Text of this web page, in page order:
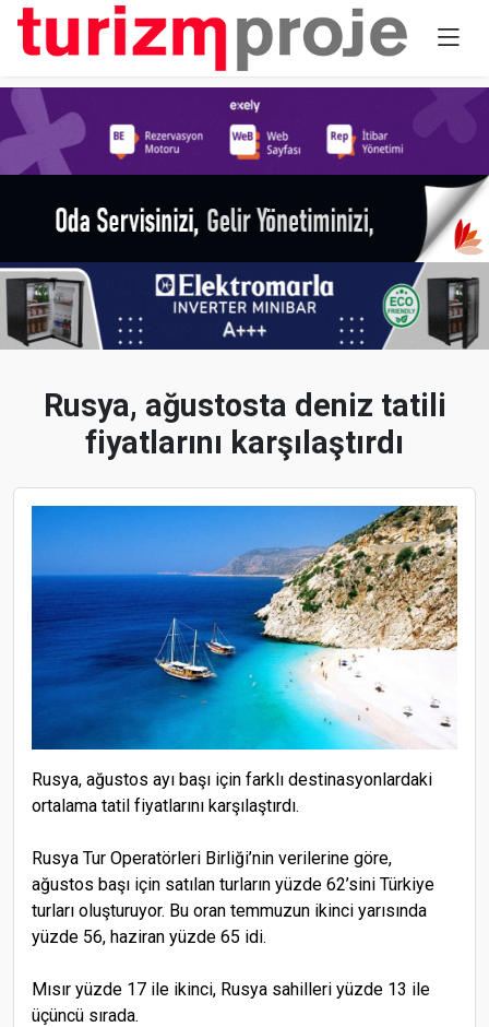
Rusya, ağustosta deniz tatili
fiyatlarını karşılaştırdı
Rusya, ağustos ayı başı için farklı destinasyonlardaki
ortalama tatil fiyatlarını karşılaştırdı.
Rusya Tur Operatörleri Birliği’nin verilerine göre,
ağustos başı için satılan turların yüzde 62’sini Türkiye
turları oluşturuyor. Bu oran temmuzun ikinci yarısında
yüzde 56, haziran yüzde 65 idi.
Mısır yüzde 17 ile ikinci, Rusya sahilleri yüzde 13 ile
üçüncü sırada.